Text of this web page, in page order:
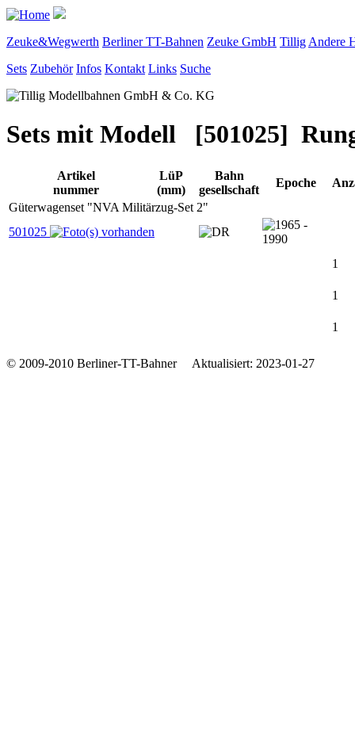
Zeuke&Wegwerth Berliner TT-Bahnen Zeuke GmbH Tillig Andere
Sets Zubehör Infos Kontakt Links Suche
Sets mit Modell [501025]
Artikel
nummer
LüP
(mm)
Bahn
gesellschaft
Epoche
Güterwagenset "NVA Militärzug-Set 2"
501025
1
1
1
© 2009-2010 Berliner-TT-Bahner Aktualisiert: 2023-01-27